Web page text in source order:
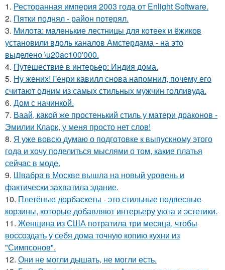
1. Ресторанная империя 2003 года от Enlight Software.
2. Пятки поднял - район потерял.
3. Милота: маленькие лестницы для котеек и ёжиков
установили вдоль каналов Амстердама - на это
выделено \u20ac100'000.
4. Путешествие в интерьер: Индия дома.
5. Ну жених! Генри кавилл снова напомнил, почему его
считают одним из самых стильных мужчин голливуда.
6. Дом с начинкой.
7. Ваай, какой же простенький стиль у матери драконов -
Эмилии Кларк, у меня просто нет слов!
8. Я уже вовсю думаю о подготовке к выпускному этого
года и хочу поделиться мыслями о том, какие платья
сейчас в моде.
9. Швабра в Москве вышла на новый уровень и
фактически захватила здание.
10. Плетёные дорбаскеты - это стильные подвесные
корзины, которые добавляют интерьеру уюта и эстетики.
11. Женщина из США потратила три месяца, чтобы
воссоздать у себя дома точную копию кухни из
"Симпсонов".
12. Они не могли дышать, не могли есть.